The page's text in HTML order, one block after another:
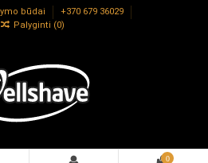
būdai
+370 679 36029
Palyginti (0)
0